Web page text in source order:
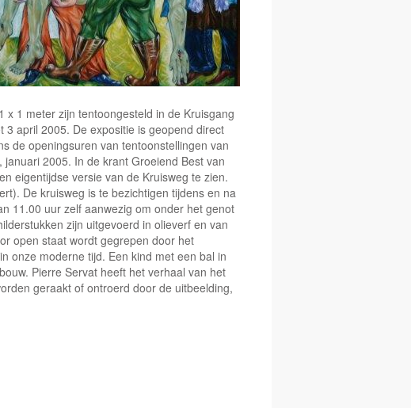
1 meter zijn tentoongesteld in de Kruisgang
april 2005. De expositie is geopend direct
de openingsuren van tentoonstellingen van
2005. In de krant Groeiend Best van
eigentijdse versie van de Kruisweg te zien.
De kruisweg is te bezichtigen tijdens en na
11.00 uur zelf aanwezig om onder het genot
zijn uitgevoerd in olieverf en van
open staat wordt gegrepen door het
onze moderne tijd. Een kind met een bal in
Pierre Servat heeft het verhaal van het
geraakt of ontroerd door de uitbeelding,